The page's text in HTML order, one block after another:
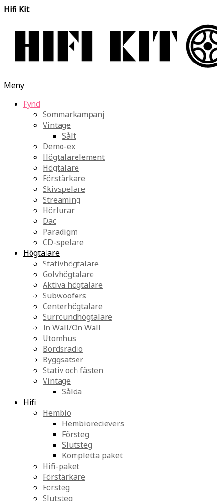
Hifi Kit
Meny
Fynd
Sommarkampanj
Vintage
Sålt
Demo-ex
Högtalarelement
Högtalare
Förstärkare
Skivspelare
Streaming
Hörlurar
Dac
Paradigm
CD-spelare
Högtalare
Stativhögtalare
Golvhögtalare
Aktiva högtalare
Subwoofers
Centerhögtalare
Surroundhögtalare
In Wall/On Wall
Utomhus
Bordsradio
Byggsatser
Stativ och fästen
Vintage
Sålda
Hifi
Hembio
Hembiorecievers
Försteg
Slutsteg
Kompletta paket
Hifi-paket
Förstärkare
Försteg
Slutsteg